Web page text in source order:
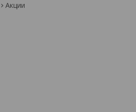
Акции